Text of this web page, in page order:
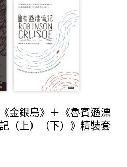
金銀島》＋《魯賓遜漂
（上）（下）》精裝套